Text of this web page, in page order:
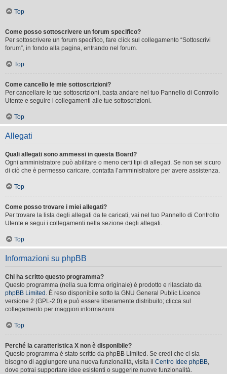
Top
Come posso sottoscrivere un forum specifico?
Per sottoscrivere un forum specifico, fare click sul collegamento “Sottoscrivi
forum”, in fondo alla pagina, entrando nel forum.
Top
Come cancello le mie sottoscrizioni?
Per cancellare le tue sottoscrizioni, basta andare nel tuo Pannello di Controllo
Utente e seguire i collegamenti alle tue sottoscrizioni.
Top
Allegati
Quali allegati sono ammessi in questa Board?
Ogni amministratore può abilitare o meno certi tipi di allegati. Se non sei sicuro
di ciò che è permesso caricare, contatta l’amministratore per avere assistenza.
Top
Come posso trovare i miei allegati?
Per trovare la lista degli allegati da te caricati, vai nel tuo Pannello di Controllo
Utente e segui i collegamenti nella sezione degli allegati.
Top
Informazioni su phpBB
Chi ha scritto questo programma?
Questo programma (nella sua forma originale) è prodotto e rilasciato da
phpBB Limited . È reso disponibile sotto la GNU General Public Licence
versione 2 (GPL-2.0) e può essere liberamente distribuito; clicca sul
collegamento per maggiori informazioni.
Top
Perché la caratteristica X non è disponibile?
Questo programma è stato scritto da phpBB Limited. Se credi che ci sia
bisogno di aggiungere una nuova funzionalità, visita il Centro Idee phpBB,
dove potrai supportare idee esistenti o suggerire nuove funzionalità.